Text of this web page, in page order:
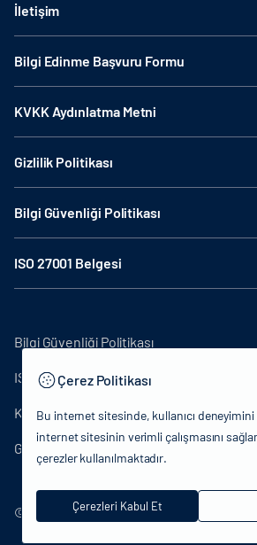
İletişim
Bilgi Edinme Başvuru Formu
KVKK Aydınlatma Metni
Gizlilik Politikası
Bilgi Güvenliği Politikası
ISO 27001 Belgesi
© 2024 T.C.Kültür ve Turizm Bakanlığı -
Bilgi Güvenliği Politikası
ISO27001
KVKK Aydınlatma Metni
Gizlilik Politikası
Çerez Politikası
Bu internet sitesinde, kullanıcı
internet sitesinin verimli çalışmasını
çerezler kullanılmaktadır.
Çerezleri Kabul Et